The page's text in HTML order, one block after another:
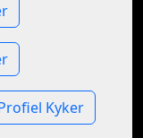
Kyker